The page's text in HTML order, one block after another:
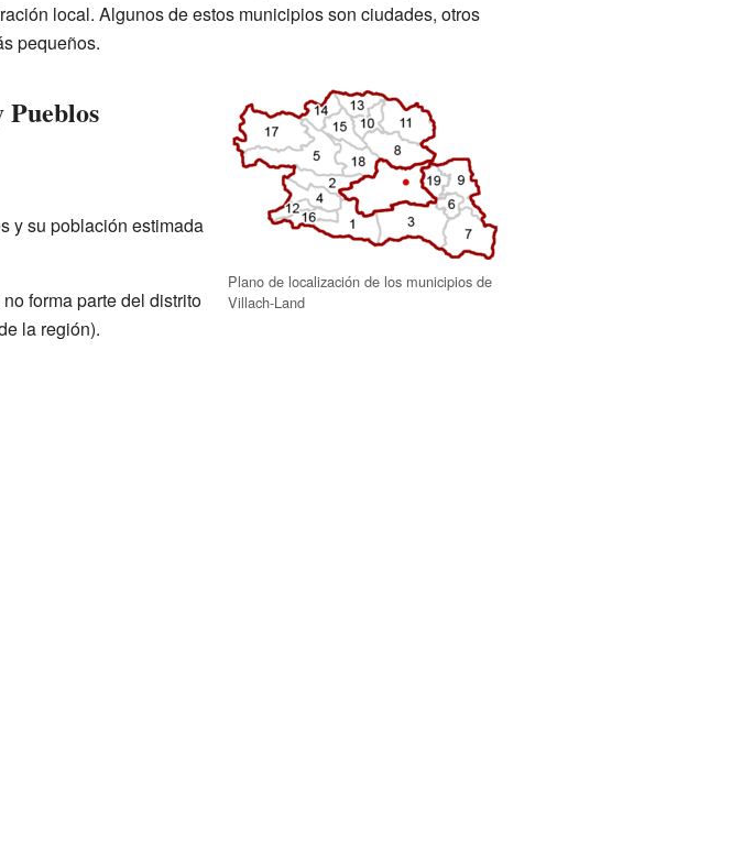
local. Algunos de estos municipios son ciudades, otros
pequeños.
Plano de localización de los municipios de
Villach-Land
Pueblos
y su población estimada
forma parte del distrito
la región).